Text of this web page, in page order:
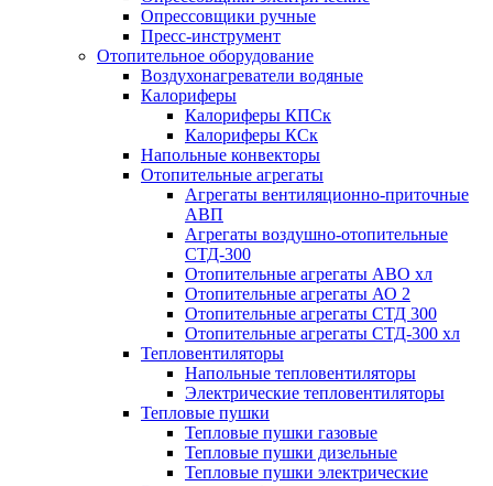
Опрессовщики ручные
Пресс-инструмент
Отопительное оборудование
Воздухонагреватели водяные
Калориферы
Калориферы КПСк
Калориферы КСк
Напольные конвекторы
Отопительные агрегаты
Агрегаты вентиляционно-приточные
АВП
Агрегаты воздушно-отопительные
СТД-300
Отопительные агрегаты АВО хл
Отопительные агрегаты АО 2
Отопительные агрегаты СТД 300
Отопительные агрегаты СТД-300 хл
Тепловентиляторы
Напольные тепловентиляторы
Электрические тепловентиляторы
Тепловые пушки
Тепловые пушки газовые
Тепловые пушки дизельные
Тепловые пушки электрические